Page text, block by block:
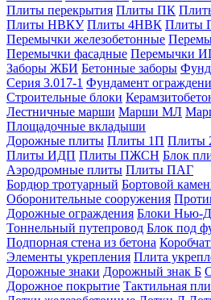
Плиты перекрытия Плиты ПК
Плиты НВКУ Плиты 4НВК Плиты
Перемычки железобетонные
Перемычки фасадные Перемычки
Заборы ЖБИ Бетонные заборы
Серия 3.017-1 Фундамент
Строительные блоки
Лестничные марши Марши МЛ
Площадочные вкладыши
Дорожные плиты Плиты 1П Плиты
Плиты ИДП Плиты ПЖСН Блок
Аэродромные плиты Плиты ПАГ
Бордюр тротуарный Бортовой
Оборонительные сооружения
Дорожные ограждения Блоки Нью-
Тоннельный путепровод Блок под
Подпорная стена из бетона
Элементы укрепления Плита
Дорожные знаки Дорожный знак Б
Дорожное покрытие Тактильная